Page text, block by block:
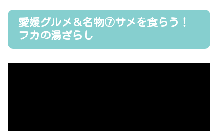
愛媛グルメ＆名物⑦サメを食らう！
フカの湯ざらし